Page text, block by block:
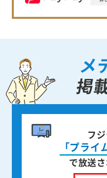
メ
掲
書
身
亡くなっ
を出版